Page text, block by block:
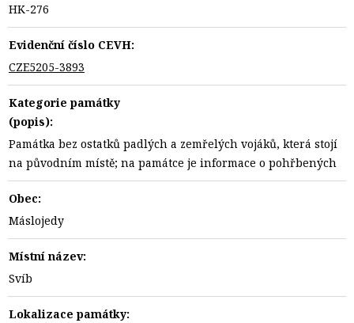
HK-276
Evidenční číslo CEVH:
CZE5205-3893
Kategorie památky
(popis):
Památka bez ostatků padlých a zemřelých vojáků, která stojí
na původním místě; na památce je informace o pohřbených
Obec:
Máslojedy
Místní název:
Svíb
Lokalizace památky: